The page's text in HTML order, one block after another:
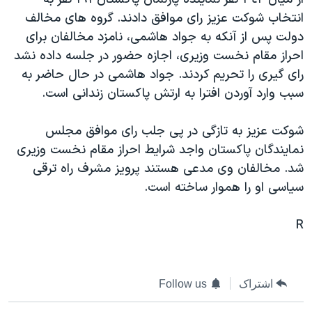
فرهنگ و زندگی
حقوق شهروندی
اقتصادی
علم و فناوری
گالری عکس
آرشیو پخش زنده
مستندها
انتخابات ریاست جمهوری آمریکا ۲۰۲۴
حمله جمهوری اسلامی به اسرائیل
رمز مهسا
اعتراضات زن، زندگی، آزادی
مجموعه مستندهای دادخواهی
تریبونال مردمی آبان ۹۸
اعتراضات مردمی آبان ۹۸
دنبال کنید
انتخاب شوکت عزيز رای موافق دادند. گروه های مخالف
دولت پس از آنکه به جواد هاشمی، نامزد مخالفان برای
احراز مقام نخست وزيری، اجازه حضور در جلسه داده نشد
رای گيری را تحريم کردند. جواد هاشمی در حال حاضر به
سبب وارد آوردن افترا به ارتش پاکستان زندانی است.
شوکت عزيز به تازگی در پی جلب رای موافق مجلس
نمايندگان پاکستان واجد شرايط احراز مقام نخست وزيری
شد. مخالفان وی مدعی هستند پرويز مشرف راه ترقی
سياسی او را هموار ساخته است.
R
اشتراک Follow us